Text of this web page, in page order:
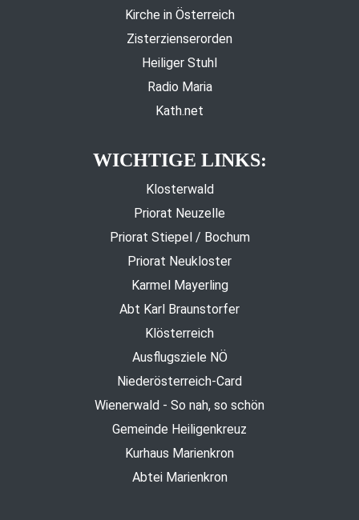
Kirche in Österreich
Zisterzienserorden
Heiliger Stuhl
Radio Maria
Kath.net
WICHTIGE LINKS:
Klosterwald
Priorat Neuzelle
Priorat Stiepel / Bochum
Priorat Neukloster
Karmel Mayerling
Abt Karl Braunstorfer
Klösterreich
Ausflugsziele NÖ
Niederösterreich-Card
Wienerwald - So nah, so schön
Gemeinde Heiligenkreuz
Kurhaus Marienkron
Abtei Marienkron